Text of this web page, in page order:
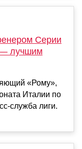
Серии
— лучшим
«Рому»,
Италии по
лиги.